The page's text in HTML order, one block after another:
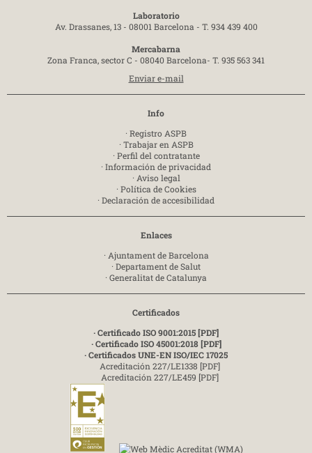
Laboratorio
Av. Drassanes, 13 - 08001 Barcelona - T. 934 439 400
Mercabarna
Zona Franca, sector C - 08040 Barcelona- T. 935 563 341
Enviar e-mail
Info
· Registro ASPB
· Trabajar en ASPB
· Perfil del contratante
· Información de privacidad
· Aviso legal
· Política de Cookies
· Declaración de accesibilidad
Enlaces
· Ajuntament de Barcelona
· Departament de Salut
· Generalitat de Catalunya
Certificados
· Certificado ISO 9001:2015 [PDF]
· Certificado ISO 45001:2018 [PDF]
· Certificados UNE-EN ISO/IEC 17025
Acreditación 227/LE1338 [PDF]
Acreditación 227/LE459 [PDF]